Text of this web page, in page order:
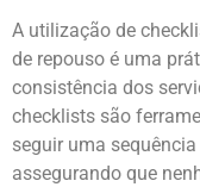
A utilização de
de repouso é uma
consistência dos
checklists são
seguir uma
assegurando que